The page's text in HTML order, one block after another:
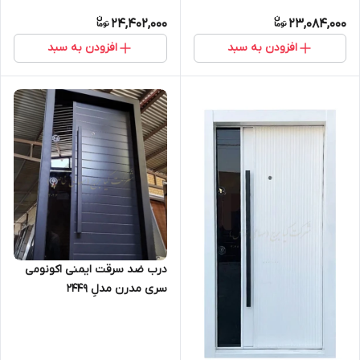
23,084,000
افزودن به سبد
24,402,000
افزودن به سبد
درب ضد سرقت ایمنی اکونومی
سری مدرن مدلِ 2449